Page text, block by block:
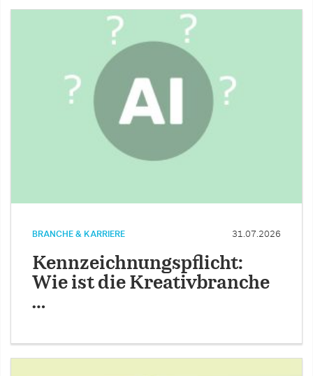
BRANCHE & KARRIERE 31.07.2026
Kennzeichnungspflicht:
Wie ist die Kreativbranche
…